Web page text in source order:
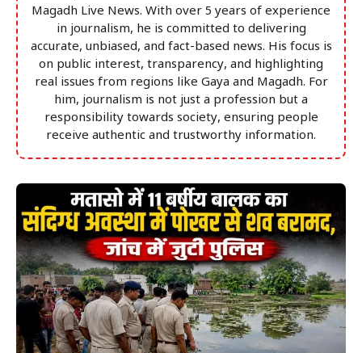
Magadh Live News. With over 5 years of experience
in journalism, he is committed to delivering
accurate, unbiased, and fact-based news. His focus is
on public interest, transparency, and highlighting
real issues from regions like Gaya and Magadh. For
him, journalism is not just a profession but a
responsibility towards society, ensuring people
receive authentic and trustworthy information.